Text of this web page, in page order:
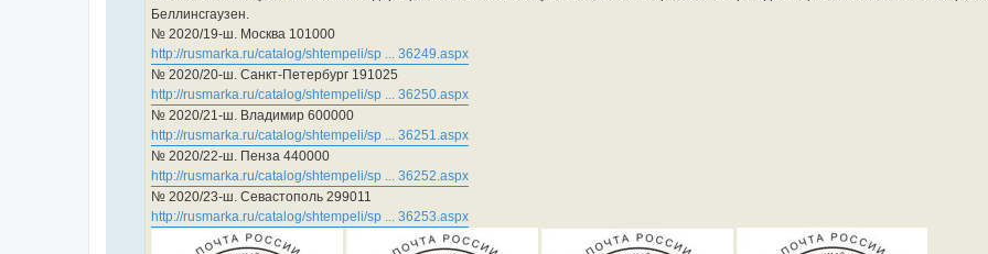
Беллинсгаузен.
№ 2020/19-ш. Москва 101000
http://rusmarka.ru/catalog/shtempeli/sp ... 36249.aspx
№ 2020/20-ш. Санкт-Петербург 191025
http://rusmarka.ru/catalog/shtempeli/sp ... 36250.aspx
№ 2020/21-ш. Владимир 600000
http://rusmarka.ru/catalog/shtempeli/sp ... 36251.aspx
№ 2020/22-ш. Пенза 440000
http://rusmarka.ru/catalog/shtempeli/sp ... 36252.aspx
№ 2020/23-ш. Севастополь 299011
http://rusmarka.ru/catalog/shtempeli/sp ... 36253.aspx